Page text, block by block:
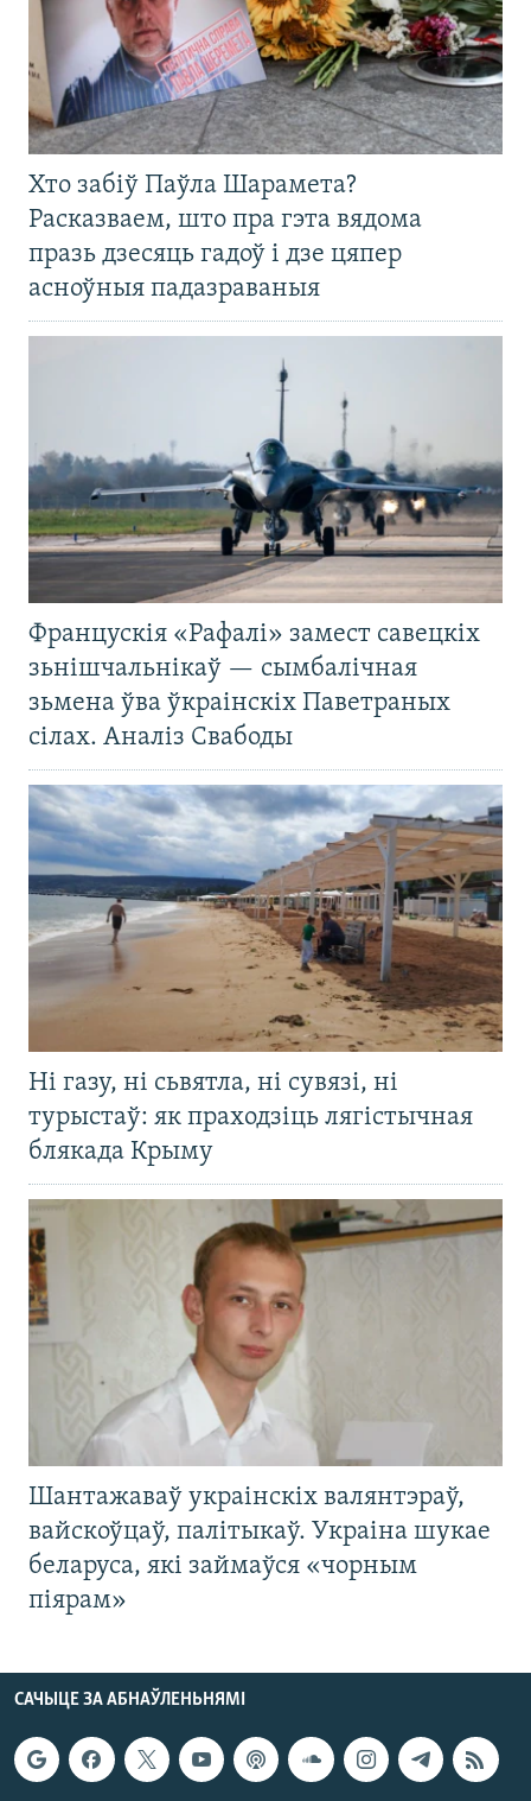
Хто забіў Паўла Шарамета?
Расказваем, што пра гэта вядома
празь дзесяць гадоў і дзе цяпер
асноўныя падазраваныя
Францускія «Рафалі» замест савецкіх
зьнішчальнікаў — сымбалічная
зьмена ўва ўкраінскіх Паветраных
сілах. Аналіз Свабоды
Ні газу, ні сьвятла, ні сувязі, ні
турыстаў: як праходзіць лягістычная
блякада Крыму
Шантажаваў украінскіх валянтэраў,
вайскоўцаў, палітыкаў. Украіна шукае
беларуса, які займаўся «чорным
піярам»
САЧЫЦЕ ЗА АБНАЎЛЕНЬНЯМІ